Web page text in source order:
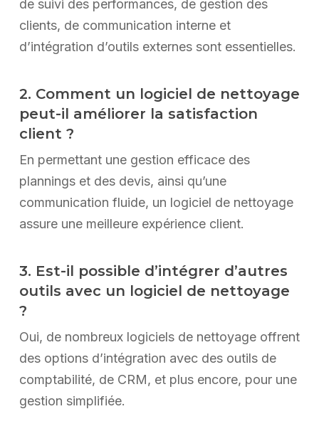
de suivi des performances, de gestion des
clients, de communication interne et
d’intégration d’outils externes sont essentielles.
2. Comment un logiciel de nettoyage
peut-il améliorer la satisfaction
client ?
En permettant une gestion efficace des
plannings et des devis, ainsi qu’une
communication fluide, un logiciel de nettoyage
assure une meilleure expérience client.
3. Est-il possible d’intégrer d’autres
outils avec un logiciel de nettoyage
?
Oui, de nombreux logiciels de nettoyage offrent
des options d’intégration avec des outils de
comptabilité, de CRM, et plus encore, pour une
gestion simplifiée.